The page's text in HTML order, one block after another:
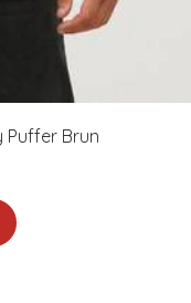
Puffer Brun